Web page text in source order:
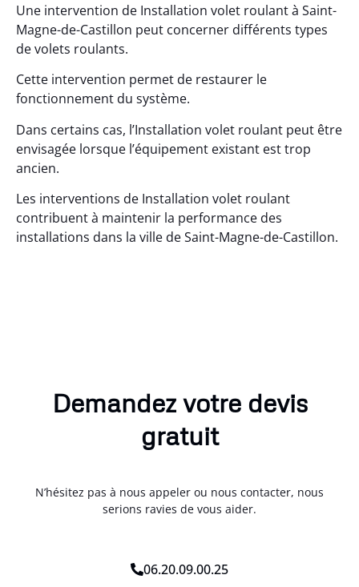
Une intervention de Installation volet roulant à Saint-
Magne-de-Castillon peut concerner différents types
de volets roulants.
Cette intervention permet de restaurer le
fonctionnement du système.
Dans certains cas, l’Installation volet roulant peut être
envisagée lorsque l’équipement existant est trop
ancien.
Les interventions de Installation volet roulant
contribuent à maintenir la performance des
installations dans la ville de Saint-Magne-de-Castillon.
Demandez votre devis
gratuit
N’hésitez pas à nous appeler ou nous contacter, nous
serions ravies de vous aider.
06.20.09.00.25